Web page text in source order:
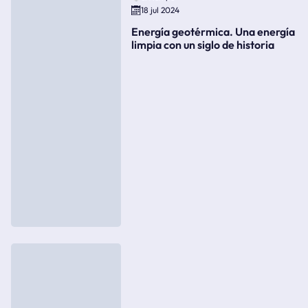
18 jul 2024
Energía geotérmica. Una energía
limpia con un siglo de historia